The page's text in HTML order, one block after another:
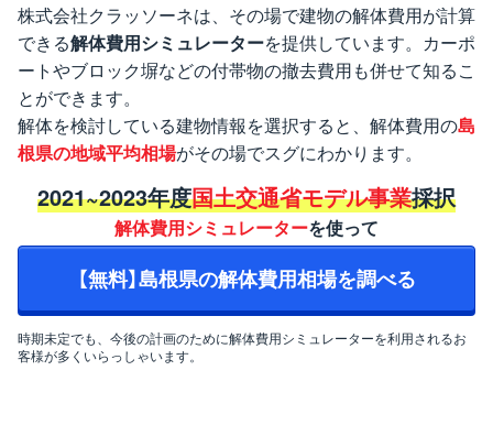
株式会社クラッソーネは、その場で建物の解体費用が計算
できる解体費用シミュレーターを提供しています。カーポ
ートやブロック塀などの付帯物の撤去費用も併せて知るこ
とができます。
解体を検討している建物情報を選択すると、解体費用の島
根県の地域平均相場がその場でスグにわかります。
2021~2023年度国土交通省モデル事業採択
解体費用シミュレーターを使って
【無料】島根県の解体費用相場を調べる
時期未定でも、今後の計画のために解体費用シミュレーターを利用されるお
客様が多くいらっしゃいます。